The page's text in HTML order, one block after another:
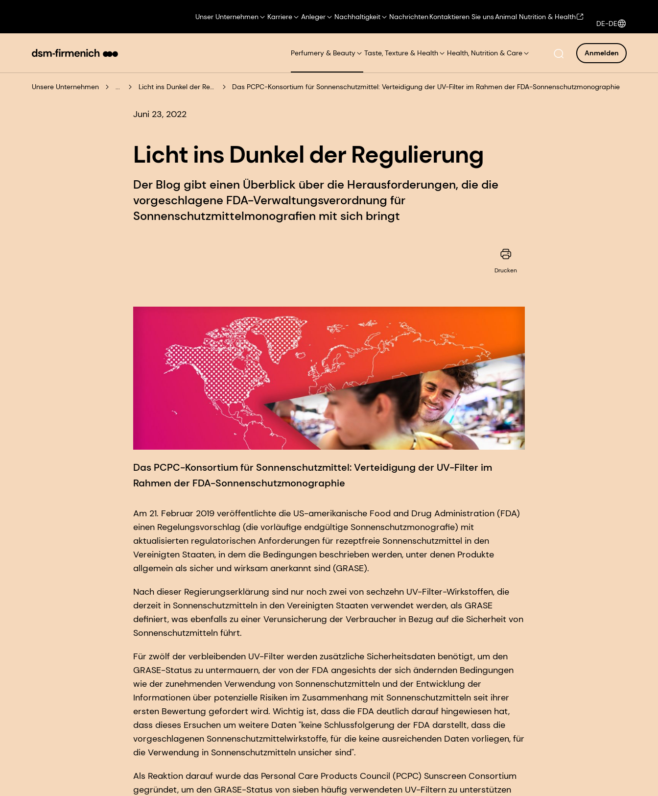
Unser Unternehmen Karriere Anleger Nachhaltigkeit NachrichtenKontaktieren Sie unsAnimal Nutrition & Health
DE-DE
Perfumery & Beauty Taste, Texture & Health Health, Nutrition & Care Anmelden
Unsere Unternehmen ... Licht ins Dunkel der Regulierung Das PCPC-Konsortium für Sonnenschutzmittel: Verteidigung der UV-Filter im Rahmen der FDA-Sonnenschutzmonographie
Juni 23, 2022
Licht ins Dunkel der Regulierung
Der Blog gibt einen Überblick über die Herausforderungen, die die
vorgeschlagene FDA-Verwaltungsverordnung für
Sonnenschutzmittelmonografien mit sich bringt
Drucken
Das PCPC-Konsortium für Sonnenschutzmittel: Verteidigung der UV-Filter im
Rahmen der FDA-Sonnenschutzmonographie
Am 21. Februar 2019 veröffentlichte die US-amerikanische Food and Drug Administration (FDA)
einen Regelungsvorschlag (die vorläufige endgültige Sonnenschutzmonografie) mit
aktualisierten regulatorischen Anforderungen für rezeptfreie Sonnenschutzmittel in den
Vereinigten Staaten, in dem die Bedingungen beschrieben werden, unter denen Produkte
allgemein als sicher und wirksam anerkannt sind (GRASE).
Nach dieser Regierungserklärung sind nur noch zwei von sechzehn UV-Filter-Wirkstoffen, die
derzeit in Sonnenschutzmitteln in den Vereinigten Staaten verwendet werden, als GRASE
definiert, was ebenfalls zu einer Verunsicherung der Verbraucher in Bezug auf die Sicherheit von
Sonnenschutzmitteln führt.
Für zwölf der verbleibenden UV-Filter werden zusätzliche Sicherheitsdaten benötigt, um den
GRASE-Status zu untermauern, der von der FDA angesichts der sich ändernden Bedingungen
wie der zunehmenden Verwendung von Sonnenschutzmitteln und der Entwicklung der
Informationen über potenzielle Risiken im Zusammenhang mit Sonnenschutzmitteln seit ihrer
ersten Bewertung gefordert wird. Wichtig ist, dass die FDA deutlich darauf hingewiesen hat,
dass dieses Ersuchen um weitere Daten "keine Schlussfolgerung der FDA darstellt, dass die
vorgeschlagenen Sonnenschutzmittelwirkstoffe, für die keine ausreichenden Daten vorliegen, für
die Verwendung in Sonnenschutzmitteln unsicher sind".
Als Reaktion darauf wurde das Personal Care Products Council (PCPC) Sunscreen Consortium
gegründet, um den GRASE-Status von sieben häufig verwendeten UV-Filtern zu unterstützen